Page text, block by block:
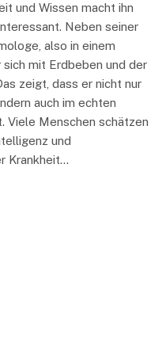
und Wissen macht ihn
Neben seiner
also in einem
mit Erdbeben und der
zeigt, dass er nicht nur
auch im echten
Viele Menschen schätzen
und
Krankheit…